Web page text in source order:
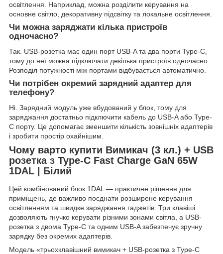
освітлення. Наприклад, можна розділити керування на
основне світло, декоративну підсвітку та локальне освітлення.
Чи можна заряджати кілька пристроїв
одночасно?
Так. USB-розетка має один порт USB-A та два порти Type-C,
тому до неї можна підключати декілька пристроїв одночасно.
Розподіл потужності між портами відбувається автоматично.
Чи потрібен окремий зарядний адаптер для
телефону?
Ні. Зарядний модуль уже вбудований у блок, тому для
заряджання достатньо підключити кабель до USB-A або Type-
C порту. Це допомагає зменшити кількість зовнішніх адаптерів
і зробити простір охайнішим.
Чому варто купити Вимикач (3 кл.) + USB
розетка з Type-C Fast Charge GaN 65W
1DAL | Білий
Цей комбінований блок 1DAL — практичне рішення для
приміщень, де важливо поєднати розширене керування
освітленням та швидке заряджання гаджетів. Три клавіші
дозволяють гнучко керувати різними зонами світла, а USB-
розетка з двома Type-C та одним USB-A забезпечує зручну
зарядку без окремих адаптерів.
Модель «трьохклавішний вимикач + USB-розетка з Type-C